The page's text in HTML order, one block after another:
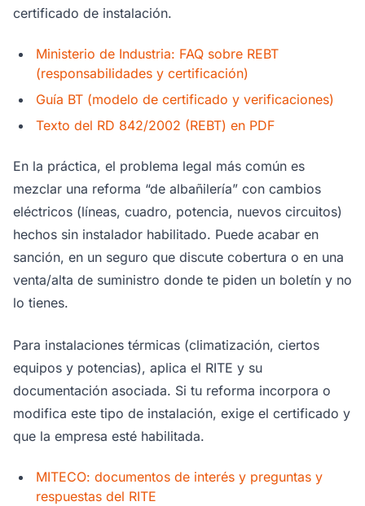
certificado de instalación.
Ministerio de Industria: FAQ sobre REBT
(responsabilidades y certificación)
Guía BT (modelo de certificado y verificaciones)
Texto del RD 842/2002 (REBT) en PDF
En la práctica, el problema legal más común es
mezclar una reforma “de albañilería” con cambios
eléctricos (líneas, cuadro, potencia, nuevos circuitos)
hechos sin instalador habilitado. Puede acabar en
sanción, en un seguro que discute cobertura o en una
venta/alta de suministro donde te piden un boletín y no
lo tienes.
Para instalaciones térmicas (climatización, ciertos
equipos y potencias), aplica el RITE y su
documentación asociada. Si tu reforma incorpora o
modifica este tipo de instalación, exige el certificado y
que la empresa esté habilitada.
MITECO: documentos de interés y preguntas y
respuestas del RITE